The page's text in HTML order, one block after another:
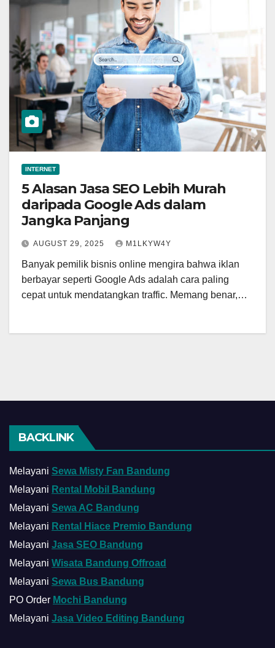
INTERNET
5 Alasan Jasa SEO Lebih Murah
daripada Google Ads dalam
Jangka Panjang
AUGUST 29, 2025 M1LKYW4Y
Banyak pemilik bisnis online mengira bahwa iklan
berbayar seperti Google Ads adalah cara paling
cepat untuk mendatangkan traffic. Memang benar,…
BACKLINK
Melayani Sewa Misty Fan Bandung
Melayani Rental Mobil Bandung
Melayani Sewa AC Bandung
Melayani Rental Hiace Premio Bandung
Melayani Jasa SEO Bandung
Melayani Wisata Bandung Offroad
Melayani Sewa Bus Bandung
PO Order Mochi Bandung
Melayani Jasa Video Editing Bandung